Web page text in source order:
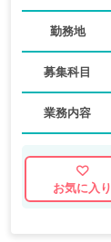
勤務地
募集科目
業務内容
お気に入り